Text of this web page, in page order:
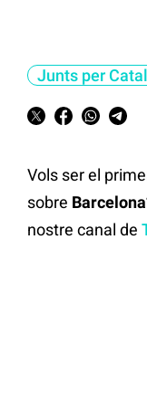
Junts per
Vols ser el
sobre
nostre canal de